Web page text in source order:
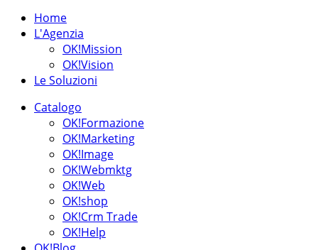
Home
L'Agenzia
OK!Mission
OK!Vision
Le Soluzioni
Catalogo
OK!Formazione
OK!Marketing
OK!Image
OK!Webmktg
OK!Web
OK!shop
OK!Crm Trade
OK!Help